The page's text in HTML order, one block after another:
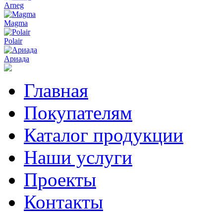
Arneg
Magma
Polair
Ариада
Главная
Покупателям
Каталог продукции
Наши услуги
Проекты
Контакты